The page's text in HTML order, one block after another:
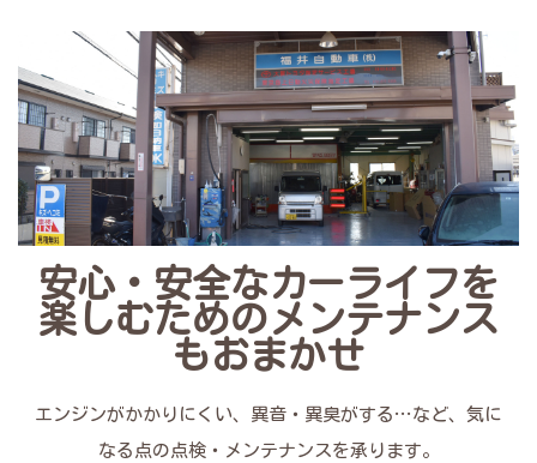
安心・安全なカーライフを
楽しむためのメンテナンス
もおまかせ
エンジンがかかりにくい、異音・異臭がする…など、気に
なる点の点検・メンテナンスを承ります。